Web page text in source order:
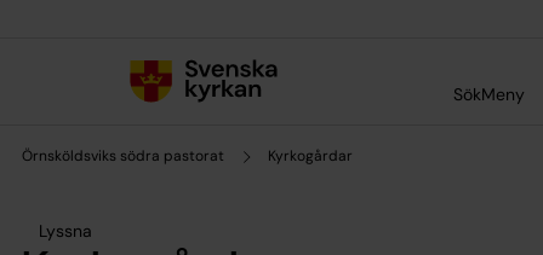
SökMeny
Örnsköldsviks södra pastorat Kyrkogårdar
Lyssna